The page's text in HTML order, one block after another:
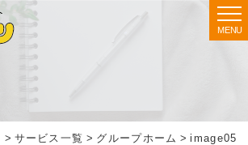
MENU
> サービス一覧 > グループホーム >image05